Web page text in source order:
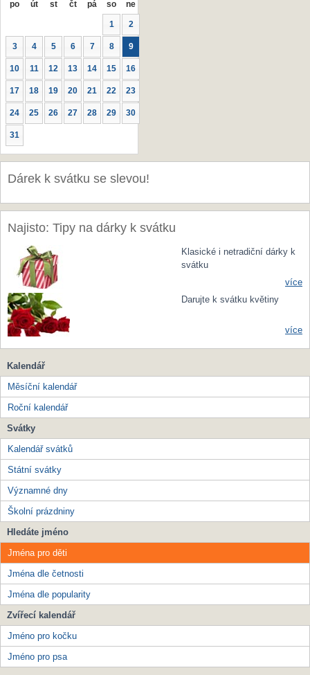
po út st čt pá so ne
1 2
3 4 5 6 7 8 9
10 11 12 13 14 15 16
17 18 19 20 21 22 23
24 25 26 27 28 29 30
31
Dárek k svátku se slevou!
Najisto: Tipy na dárky k svátku
Klasické i netradiční dárky k
svátku
více
Darujte k svátku květiny
více
Kalendář
Měsíční kalendář
Roční kalendář
Svátky
Kalendář svátků
Státní svátky
Významné dny
Školní prázdniny
Hledáte jméno
Jména pro děti
Jména dle četnosti
Jména dle popularity
Zvířecí kalendář
Jméno pro kočku
Jméno pro psa